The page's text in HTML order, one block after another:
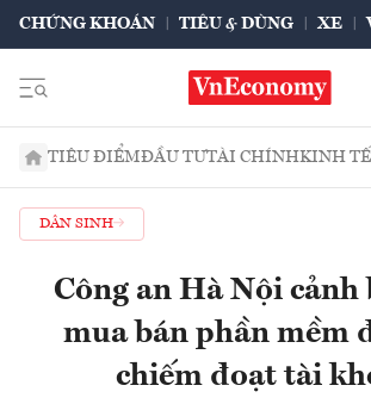
CHỨNG KHOÁN TIÊU & DÙNG XE
TIÊU ĐIỂMĐẦU TƯTÀI CHÍNHKINH TẾ
DÂN SINH
Công an Hà Nội cảnh
mua bán phần mềm
chiếm đoạt tài